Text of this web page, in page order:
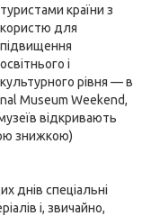
туристами країни з
користю для
підвищення
освітнього і
культурного рівня — в
Museum Weekend,
відкривають
знижкою)
днів спеціальні
і, звичайно,